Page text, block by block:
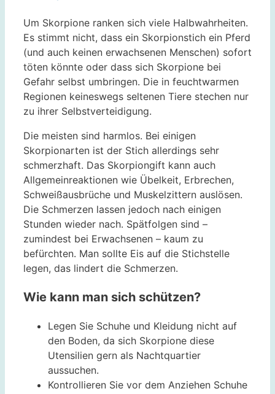
Um Skorpione ranken sich viele Halbwahrheiten.
Es stimmt nicht, dass ein Skorpionstich ein Pferd
(und auch keinen erwachsenen Menschen) sofort
töten könnte oder dass sich Skorpione bei
Gefahr selbst umbringen. Die in feuchtwarmen
Regionen keineswegs seltenen Tiere stechen nur
zu ihrer Selbstverteidigung.
Die meisten sind harmlos. Bei einigen
Skorpionarten ist der Stich allerdings sehr
schmerzhaft. Das Skorpiongift kann auch
Allgemeinreaktionen wie Übelkeit, Erbrechen,
Schweißausbrüche und Muskelzittern auslösen.
Die Schmerzen lassen jedoch nach einigen
Stunden wieder nach. Spätfolgen sind –
zumindest bei Erwachsenen – kaum zu
befürchten. Man sollte Eis auf die Stichstelle
legen, das lindert die Schmerzen.
Wie kann man sich schützen?
Legen Sie Schuhe und Kleidung nicht auf
den Boden, da sich Skorpione diese
Utensilien gern als Nachtquartier
aussuchen.
Kontrollieren Sie vor dem Anziehen Schuhe